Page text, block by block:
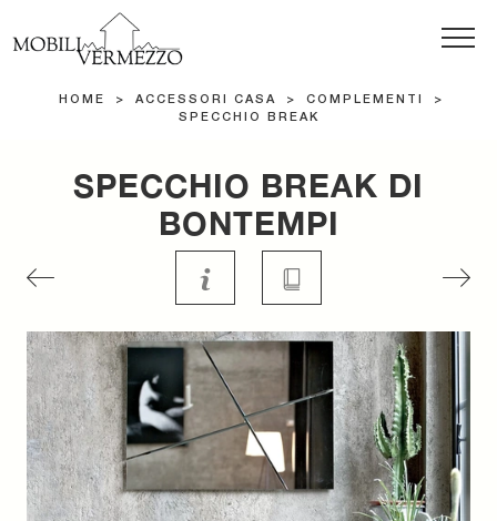
HOME > ACCESSORI CASA > COMPLEMENTI
>
SPECCHIO BREAK
SPECCHIO BREAK DI
BONTEMPI